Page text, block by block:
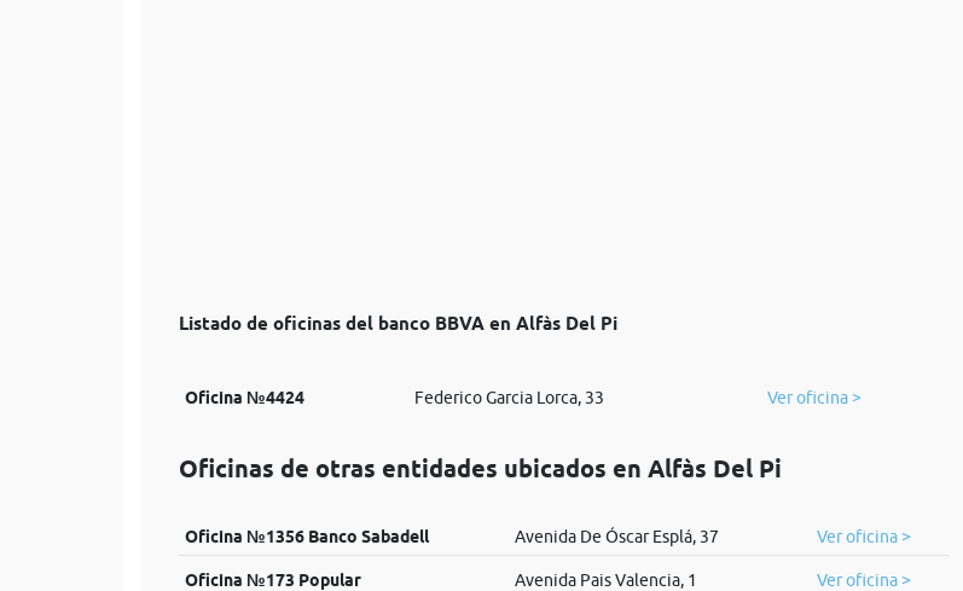
Listado de oficinas del banco BBVA en Alfàs Del Pi
Oficina №4424 Federico Garcia Lorca, 33 Ver oficina >
Oficinas de otras entidades ubicados en Alfàs Del Pi
Oficina №1356 Banco Sabadell Avenida De Óscar Esplá, 37 Ver oficina >
Oficina №173 Popular Avenida Pais Valencia, 1 Ver oficina >